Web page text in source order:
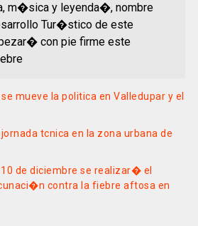
m�sica y leyenda�, nombre
Tur�stico de este
con pie firme este
mueve la politica en Valledupar y el
tcnica en la zona urbana de
de diciembre se realizar� el
contra la fiebre aftosa en